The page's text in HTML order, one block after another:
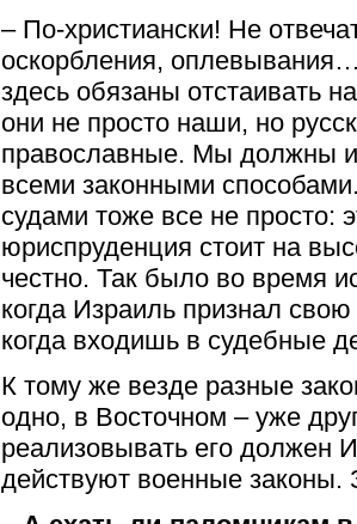
– По-христиански! Не
оскорбления,
здесь обязаны отстаивать
они не просто наши, но
православные. Мы должны
всеми законными
судами тоже все не просто:
юриспруденция стоит на
честно. Так было во время
когда Израиль признал
когда входишь в судебные
К тому же везде разные
одно, в Восточном – уже
реализовывать его должен
действуют военные